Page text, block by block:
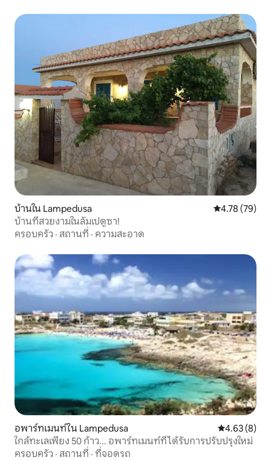
บ้านใน Lampedusa คะแนนเฉลี่ย
4.78 (79)
บ้านที่สวยงามในลัมเปดูซา!
ครอบครัว · สถานที่ · ความสะอาด
อพาร์ทเมนท์ใน Lampedusa คะแนนเฉลี่ย
4.63 (8)
ใกล้ทะเลเพียง 50 ก้าว... อพาร์ทเมนท์ที่ได้รับการปรับปรุงใหม่
ครอบครัว · สถานที่ · ที่จอดรถ